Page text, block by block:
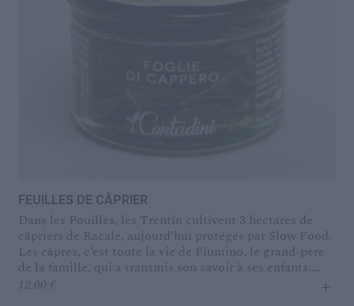
FEUILLES DE CÂPRIER
Dans les Pouilles, les Trentin cultivent 3 hectares de
câpriers de Racale, aujourd’hui protégés par Slow Food.
Les câpres, c’est toute la vie de Fiumino, le grand-père
de la famille, qui a transmis son savoir à ses enfants.
Chez eux, on récolte aussi les petites feuilles,
12,00 € +